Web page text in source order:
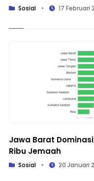
Sosial • 17 Februari
Jawa Barat
Ribu Jemaah
Sosial • 20 Januari